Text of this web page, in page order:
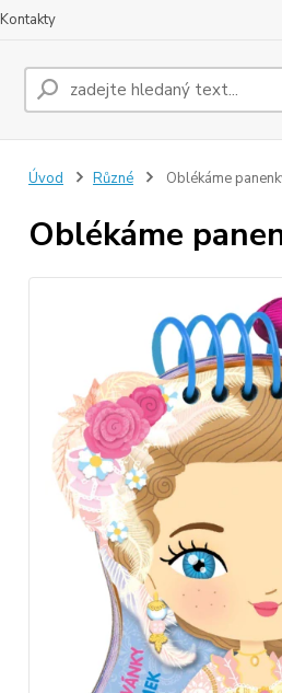
Kontakty
Úvod Různé Oblékáme
Oblékáme